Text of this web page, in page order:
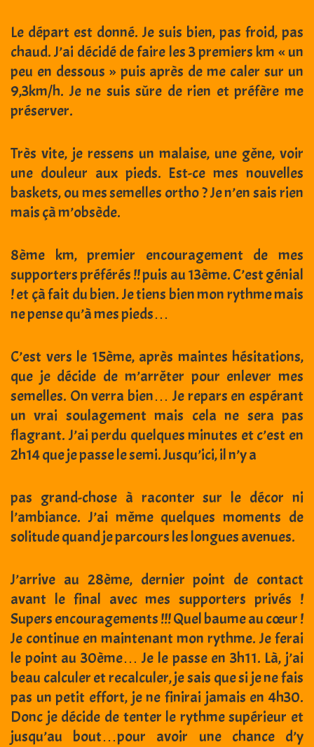
Le départ est donné. Je suis bien, pas froid, pas
chaud. J’ai décidé de faire les 3 premiers km « un
peu en dessous » puis après de me caler sur un
9,3km/h. Je ne suis sûre de rien et préfère me
préserver.
Très vite, je ressens un malaise, une gêne, voir
une douleur aux pieds. Est-ce mes nouvelles
baskets, ou mes semelles ortho ? Je n’en sais rien
mais çà m’obsède.
8ème km, premier encouragement de mes
supporters préférés !! puis au 13ème. C’est génial
! et çà fait du bien. Je tiens bien mon rythme mais
ne pense qu’à mes pieds…
C’est vers le 15ème, après maintes hésitations,
que je décide de m’arrêter pour enlever mes
semelles. On verra bien… Je repars en espérant
un vrai soulagement mais cela ne sera pas
flagrant. J’ai perdu quelques minutes et c’est en
2h14 que je passe le semi. Jusqu’ici, il n’y a
pas grand-chose à raconter sur le décor ni
l’ambiance. J’ai même quelques moments de
solitude quand je parcours les longues avenues.
J’arrive au 28ème, dernier point de contact
avant le final avec mes supporters privés !
Supers encouragements !!! Quel baume au cœur !
Je continue en maintenant mon rythme. Je ferai
le point au 30ème… Je le passe en 3h11. Là, j’ai
beau calculer et recalculer, je sais que si je ne fais
pas un petit effort, je ne finirai jamais en 4h30.
Donc je décide de tenter le rythme supérieur et
jusqu’au bout…pour avoir une chance d’y